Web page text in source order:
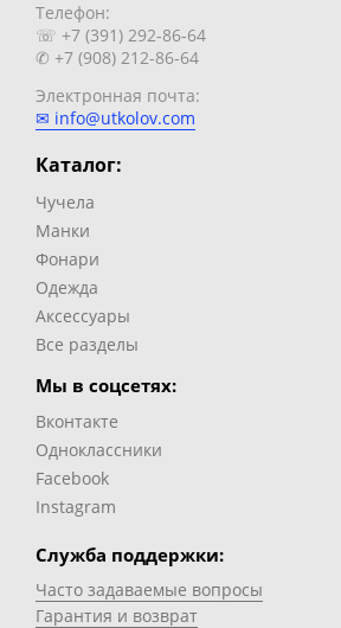
Телефон:
☏ +7 (391) 292-86-64
✆ +7 (908) 212-86-64
Электронная почта:
✉ info@utkolov.com
Каталог:
Чучела
Манки
Фонари
Одежда
Аксессуары
Все разделы
Мы в соцсетях:
Вконтакте
Одноклассники
Facebook
Instagram
Служба поддержки:
Часто задаваемые вопросы
Гарантия и возврат